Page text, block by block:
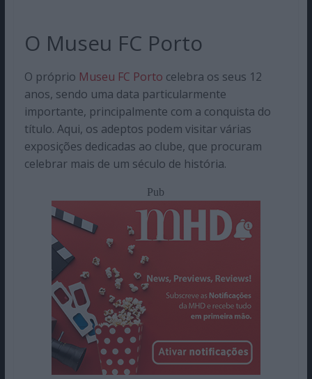
O Museu FC Porto
O próprio Museu FC Porto celebra os seus 12
anos, sendo uma data particularmente
importante, principalmente com a conquista do
título. Aqui, os adeptos podem visitar várias
exposições dedicadas ao clube, que procuram
celebrar mais de um século de história.
Pub